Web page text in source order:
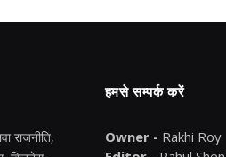
राजनीति,
हमसे सम्पर्क करें
Owner - Rakhi Roy